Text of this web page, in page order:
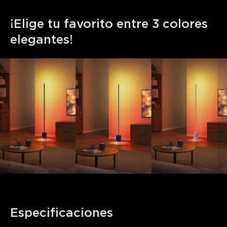
¡Elige tu favorito entre 3 colores
elegantes!
Especificaciones